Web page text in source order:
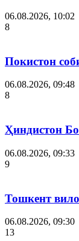
06.08.2026, 10:02
8
Покистон
06.08.2026, 09:48
8
Ҳиндистон
06.08.2026, 09:33
9
Тошкент
06.08.2026, 09:30
13